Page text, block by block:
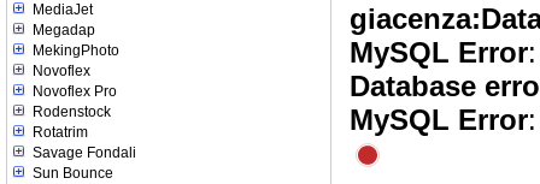
MediaJet
Megadap
MekingPhoto
Novoflex
Novoflex Pro
Rodenstock
Rotatrim
Savage Fondali
Sun Bounce
giacenza:
MySQL Error
Database
MySQL Error